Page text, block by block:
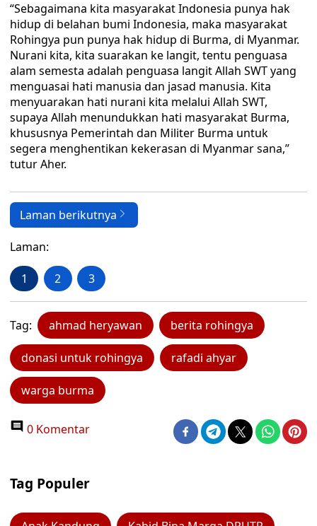
“Sebagaimana kita masyarakat Indonesia punya hak
hidup di belahan bumi Indonesia, maka masyarakat
Rohingya pun punya hak hidup di Burma, di Myanmar.
Nurani kita, kita suarakan ke langit, tentu penguasa
alam semesta adalah penguasa langit Allah SWT yang
menguasai hati manusia dan jasad manusia. Kita
menyuarakan hati nurani kita melalui Allah SWT,
supaya Allah menundukkan hati masyarakat Burma,
khususnya Pemerintah dan Militer Burma untuk
segera menghentikan kekerasan di Myanmar sana,”
tutur Aher.
Laman berikutnya
Laman:
1 2 3
Tag: ahmad heryawan berita rohingya
donasi untuk rohingya rafadi ahyar
warga burma
0 Komentar
Tag Populer